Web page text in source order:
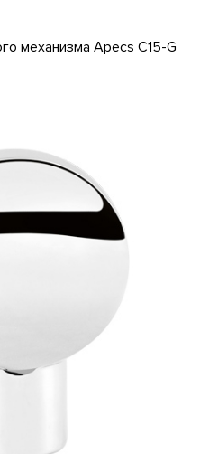
механизма Apecs C15-G